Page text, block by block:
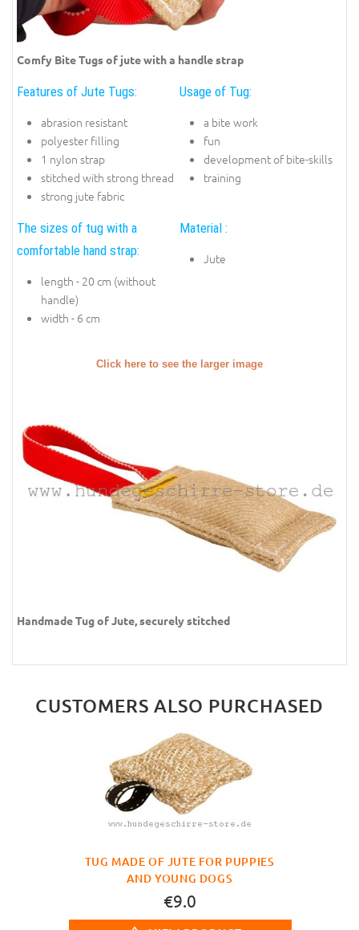
Comfy Bite Tugs of jute with a handle strap
Features of Jute Tugs:
abrasion resistant
polyester filling
1 nylon strap
stitched with strong thread
strong jute fabric
Usage of Tug:
a bite work
fun
development of bite-skills
training
The sizes of tug with a
comfortable hand strap:
length - 20 cm (without
handle)
width - 6 cm
Material :
Jute
Click here to see the larger image
Handmade Tug of Jute, securely stitched
CUSTOMERS ALSO PURCHASED
TUG MADE OF JUTE FOR PUPPIES
AND YOUNG DOGS
€9.0